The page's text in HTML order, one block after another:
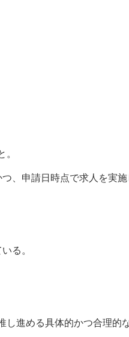
、申請日時点で求人を実施
る。
進める具体的かつ合理的